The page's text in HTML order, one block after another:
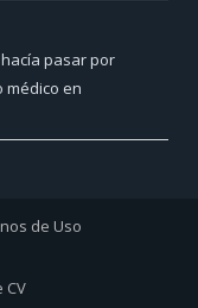
pasar por
en
de Uso
CV